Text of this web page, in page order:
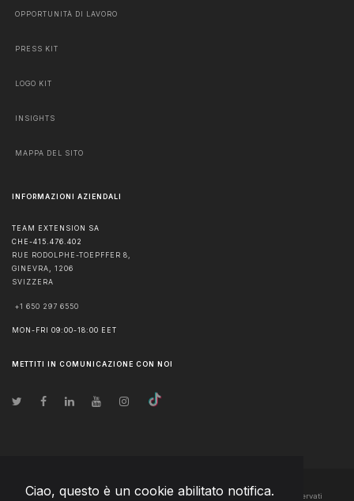
Ciao, questo è un cookie abilitato notifica.
OPPORTUNITÀ DI LAVORO
PRESS KIT
LOGO KIT
INSIGHTS
MAPPA DEL SITO
INFORMAZIONI AZIENDALI
TEAM EXTENSION SA
CHE-415.476.402
RUE RODOLPHE-TOEPFFER 8,
GINEVRA
1206
SVIZZERA
+1 650 297 6550
MON-FRI 09:00-18:00 EET
METTITI IN COMUNICAZIONE CON NOI
© Diritto d'autore 2026 Team Extension SA Switzerland- Tutti i diritti riservati